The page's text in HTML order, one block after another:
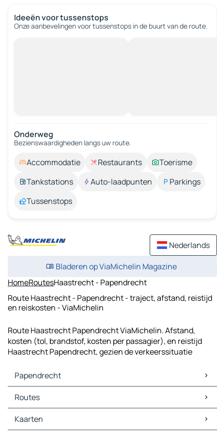
Ideeën voor tussenstops
Onze aanbevelingen voor tussenstops in de buurt van de route.
Onderweg
Bezienswaardigheden langs uw route.
Accommodatie Restaurants
Toerisme
Tankstations
Auto-laadpunten
Parkings
Tussenstops
Nederlands
Bladeren op ViaMichelin Magazine
HomeRoutesHaastrecht - Papendrecht
Route Haastrecht - Papendrecht - traject, afstand, reistijd
en reiskosten - ViaMichelin
Route Haastrecht Papendrecht ViaMichelin. Afstand,
kosten (tol, brandstof, kosten per passagier), en reistijd
Haastrecht Papendrecht, gezien de verkeerssituatie
Papendrecht
Papendrecht Kaarten
Papendrecht Verkeer
Papendrecht Hotels
Papendrecht Restaurants
Routes
Routes Papendrecht - Rotterdam
Routes Papendrecht - 's-Gravenhage
Kaarten